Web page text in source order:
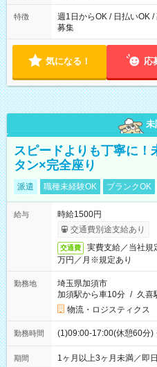
特徴
週1日からOK / 日払いOK
募集
気になる！ 応
未
スピードよりも丁寧に！
タン×完全座り
派遣 職種未経験OK ブランクOK
給与
時給1500円
交通費別途支給あり
交通費
実費支給／当社規
万円／月※規定あり
勤務地
埼玉県加須市
加須駅から車10分 / 久喜
物流・ロジスティクス
勤務時間 (1)09:00-17:00(休憩60分)
期間 1ヶ月以上3ヶ月未満／即